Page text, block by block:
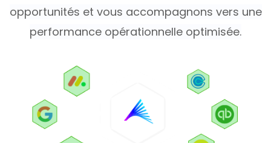
opportunités et vous accompagnons vers une
performance opérationnelle optimisée.